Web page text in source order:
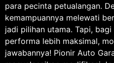
para pecinta petualangan.
kemampuannya melewati
jadi pilihan utama. Tapi,
performa lebih maksimal,
jawabannya! Pionir Auto